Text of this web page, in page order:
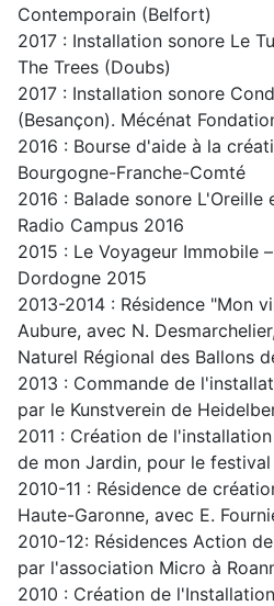
Contemporain (Belfort)
2017 : Installation sonore Le
The Trees (Doubs)
2017 : Installation sonore
(Besançon). Mécénat
2016 : Bourse d'aide à la
Bourgogne-Franche-Comté
2016 : Balade sonore L'Oreille
Radio Campus 2016
2015 : Le Voyageur Immobile
Dordogne 2015
2013-2014 : Résidence "Mon
Aubure, avec N.
Naturel Régional des Ballons
2013 : Commande de
par le Kunstverein de
2011 : Création de
de mon Jardin, pour le
2010-11 : Résidence de
Haute-Garonne, avec E.
2010-12: Résidences Action
par l'association Micro à
2010 : Création de